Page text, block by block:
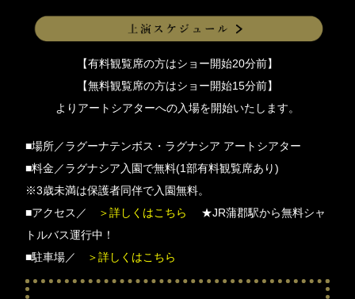
【有料観覧席の方はショー開始20分前】
【無料観覧席の方はショー開始15分前】
よりアートシアターへの入場を開始いたします。
■場所／ラグーナテンボス・ラグナシア アートシアター
■料金／ラグナシア入園で無料(1部有料観覧席あり)
※3歳未満は保護者同伴で入園無料。
■アクセス／
＞詳しくはこちら
★JR蒲郡駅から無料シャ
トルバス運行中！
■駐車場／
＞詳しくはこちら